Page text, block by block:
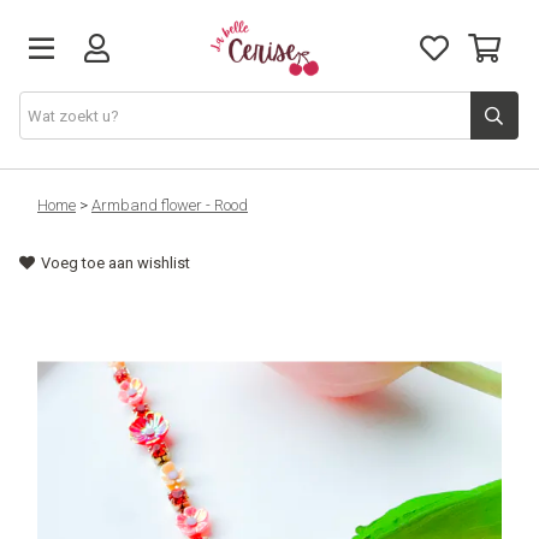
Just arrived
Juwelen & Accessoires
Lifestyle & Gifts
Home > Armband flower - Rood
Voeg toe aan wishlist